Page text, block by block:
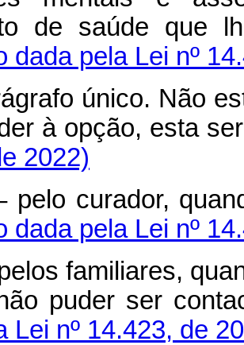
de saúde que
dada pela Lei nº
único. Não
à opção, esta
2022)
pelo curador,
dada pela Lei nº
familiares,
puder ser
Lei nº 14.423, de